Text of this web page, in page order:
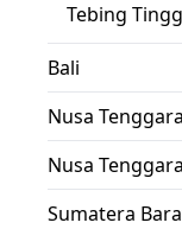
Tebing
Bali
Nusa
Nusa
Sumatera